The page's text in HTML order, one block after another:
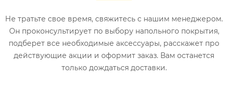
Не тратьте свое время, свяжитесь с нашим менеджером.
Он проконсультирует по выбору напольного покрытия,
подберет все необходимые аксессуары, расскажет про
действующие акции и оформит заказ. Вам останется
только дождаться доставки.